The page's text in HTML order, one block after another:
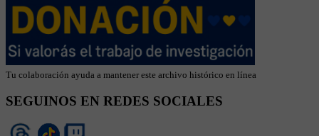
Tu colaboración ayuda a mantener este archivo histórico en línea
SEGUINOS EN REDES SOCIALES